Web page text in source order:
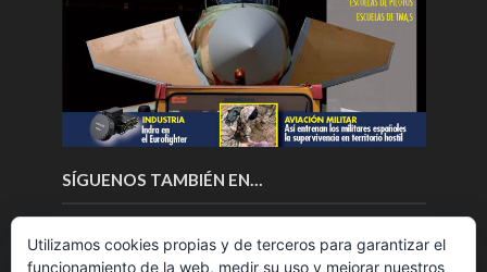
SÍGUENOS TAMBIÉN EN…
Utilizamos cookies propias y de terceros para garantizar el
funcionamiento de la web, medir su uso y mejorar nuestros